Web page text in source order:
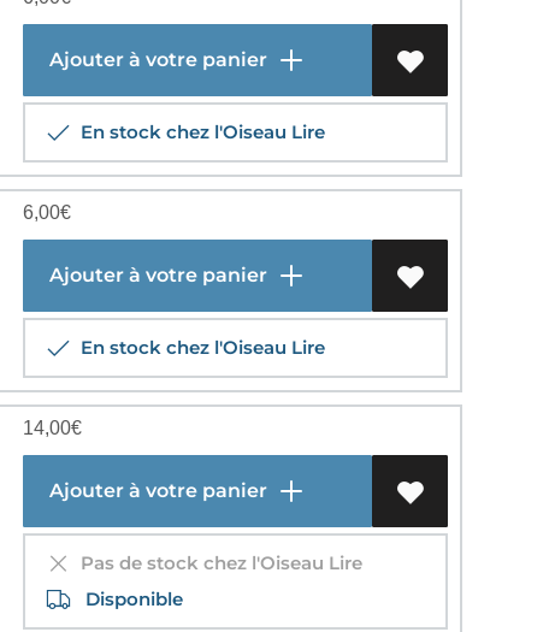
Ajouter à votre panier
En stock chez l'Oiseau Lire
6,00€
Ajouter à votre panier
En stock chez l'Oiseau Lire
14,00€
Ajouter à votre panier
Pas de stock chez l'Oiseau Lire
Disponible